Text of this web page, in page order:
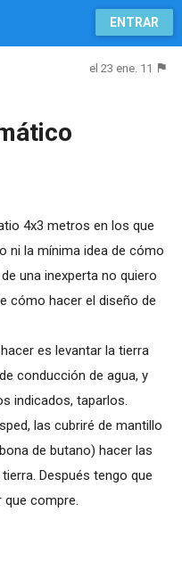
ENTRAR
el 23 ene. 11
4x3 metros en los que
ni la mínima idea de cómo
una inexperta no quiero
cómo hacer el diseño de
es levantar la tierra
conducción de agua, y
indicados, taparlos.
las cubriré de mantillo
de butano) hacer las
Después tengo que
compre.